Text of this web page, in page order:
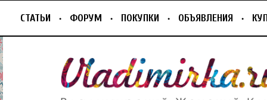
СТАТЬИ ФОРУМ ПОКУПКИ ОБЪЯВЛЕНИЯ